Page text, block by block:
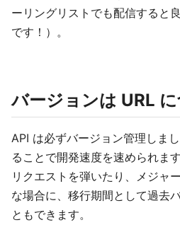
ーリングリストでも配信すると
です！）。
バージョンは URL に
API は必ずバージョン管理しま
ることで開発速度を速められま
リクエストを弾いたり、メジャ
な場合に、移行期間として過去
ともできます。